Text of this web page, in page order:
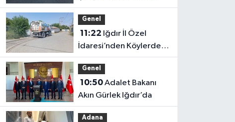
Sürüyor: 1.700 Metrelik
Kısım Tamamlandı
Genel
11:22
İdaresi’nden Köylerde
Temizlik Seferberliği:
“Daha Yaşanabilir Çevre
İçin Sahadayız”
Genel
10:50Adalet Bakanı
Akın Gürlek Iğdır’da
Adana